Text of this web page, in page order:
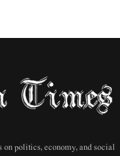
politics, economy, and social